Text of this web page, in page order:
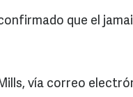
que el
vía correo